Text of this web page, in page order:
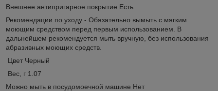
Внешнее антипригарное покрытие Есть
Рекомендации по уходу - Обязательно вымыть с мягким
моющим средством перед первым использованием. В
дальнейшем рекомендуется мыть вручную, без использования
абразивных моющих средств.
Цвет Черный
Вес, г 1.07
Можно мыть в посудомоечной машине Нет